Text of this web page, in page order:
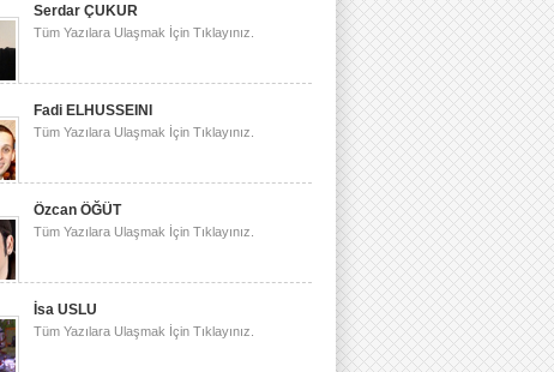
Serdar ÇUKUR
Tüm Yazılara Ulaşmak İçin Tıklayınız.
Fadi ELHUSSEINI
Tüm Yazılara Ulaşmak İçin Tıklayınız.
Özcan ÖĞÜT
Tüm Yazılara Ulaşmak İçin Tıklayınız.
İsa USLU
Tüm Yazılara Ulaşmak İçin Tıklayınız.